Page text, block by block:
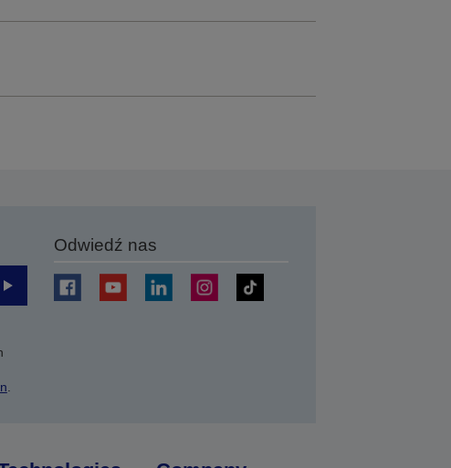
Prześlij
.
Odwiedź nas